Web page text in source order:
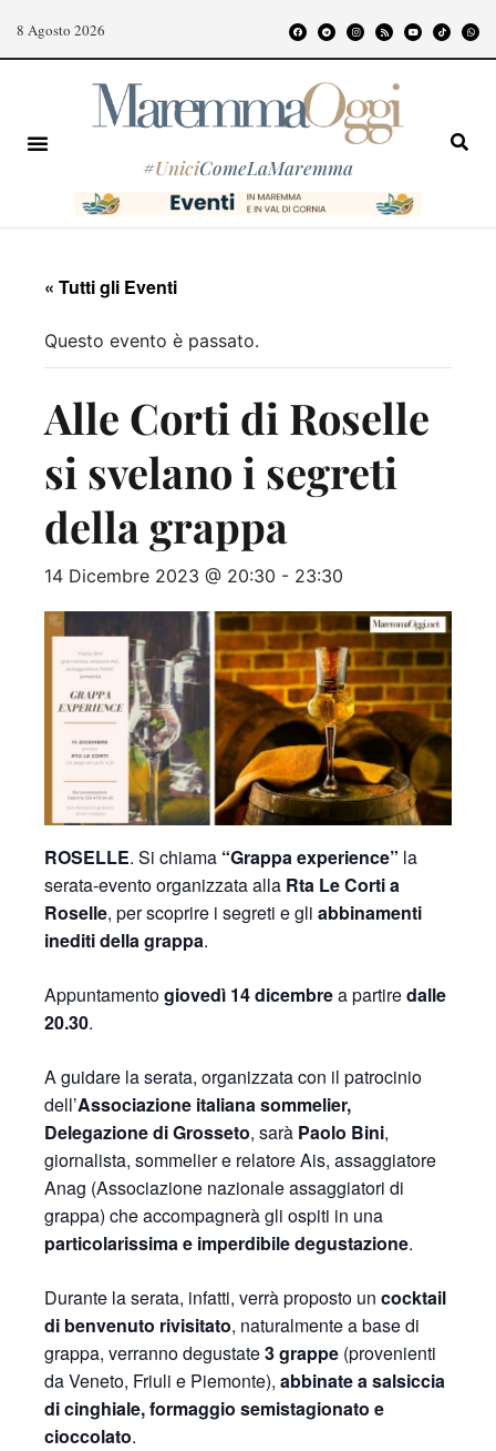
8 Agosto 2026
#UniciComeLaMaremma
« Tutti gli Eventi
Questo evento è passato.
Alle Corti di Roselle
si svelano i segreti
della grappa
14 Dicembre 2023 @ 20:30 - 23:30
ROSELLE. Si chiama “Grappa experience” la
serata-evento organizzata alla Rta Le Corti a
Roselle, per scoprire i segreti e gli abbinamenti
inediti della grappa.
Appuntamentogiovedì 14 dicembrea partiredalle
20.30.
A guidare la serata, organizzata con il patrocinio
dell’Associazione italiana sommelier,
Delegazione di Grosseto, sarà Paolo Bini,
giornalista, sommelier e relatore Ais, assaggiatore
Anag (Associazione nazionale assaggiatori di
grappa) che accompagnerà gli ospiti in una
particolarissima e imperdibile degustazione.
Durante la serata, infatti, verrà proposto un cocktail
di benvenuto rivisitato, naturalmente a base di
grappa, verranno degustate3 grappe (provenienti
da Veneto, Friuli e Piemonte), abbinate a salsiccia
di cinghiale, formaggio semistagionato e
cioccolato.